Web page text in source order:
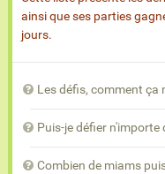
ainsi que ses parties
jours.
Les défis, comment ça
Puis-je défier n'importe
Combien de miams